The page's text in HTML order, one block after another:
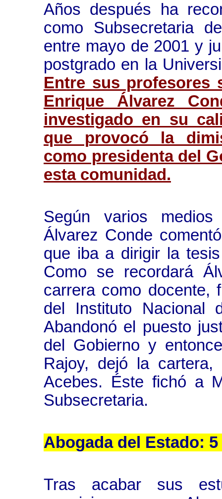
Años después ha
como Subsecretaria
entre mayo de 2001 y
postgrado en la
Entre sus profesores
Enrique Álvarez
investigado en su
que provocó la
como presidenta del
esta comunidad.
Según varios
Álvarez Conde
que iba a dirigir la
Como se recordará
carrera como docente,
del Instituto Nacional
Abandonó el puesto
del Gobierno y
Rajoy, dejó la
Acebes. Éste fichó a
Subsecretaria.
Abogada del Estado:
Tras acabar sus